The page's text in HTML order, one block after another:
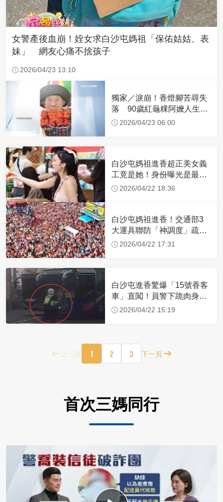
女警產後血崩！姪女求白沙屯媽祖「保佑姑姑、表
妹」 網友心痛不捨孩子
2026/04/23 13:10
獨家／淚崩！香燈腳苦尋失
落 90歲紅龜粿阿嬤人生謝
幕2026/04/23 06:00
白沙屯媽祖進香超正美女義
工竟是她！身份曝光是最美
禮生 一輩子不結婚
2026/04/22 18:36
白沙屯媽祖進香！交通部3
大運具聯防「神調度」疏運
32.1萬創新高
2026/04/22 17:31
白沙屯進香驚爆「15號香客
車」直闖！員警下跪肉身擋
車：讓行人先過
2026/04/22 15:19
上一頁 1 2 3 下一頁
首次三媽同行